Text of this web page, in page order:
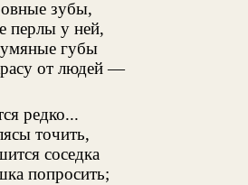
зубы,
перлы у ней,
губы
от людей —
редко...
точить,
соседка
попросить;